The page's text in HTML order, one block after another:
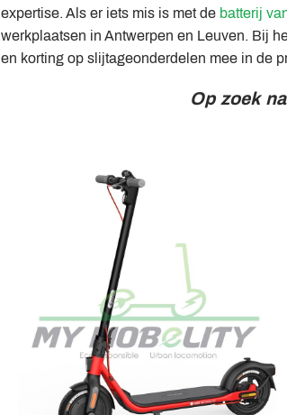
expertise. Als er iets mis is met de batterij
werkplaatsen in Antwerpen en Leuven. Bij
en korting op slijtageonderdelen mee in de
Op zoek